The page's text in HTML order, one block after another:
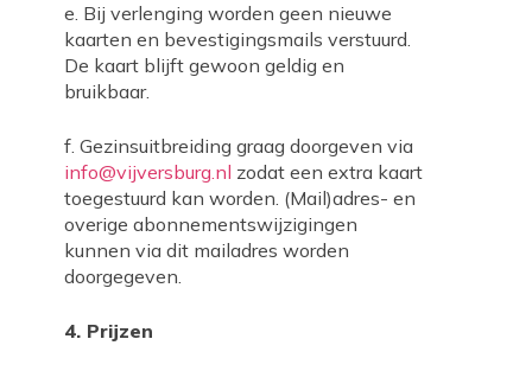
e. Bij verlenging worden geen nieuwe
kaarten en bevestigingsmails verstuurd.
De kaart blijft gewoon geldig en
bruikbaar.
f. Gezinsuitbreiding graag doorgeven via
info@vijversburg.nl zodat een extra kaart
toegestuurd kan worden. (Mail)adres- en
overige abonnementswijzigingen
kunnen via dit mailadres worden
doorgegeven.
4. Prijzen